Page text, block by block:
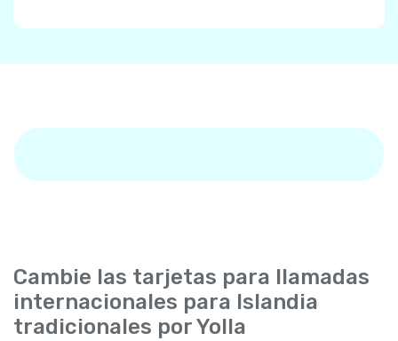
Cambie las tarjetas para llamadas
internacionales para Islandia
tradicionales por Yolla